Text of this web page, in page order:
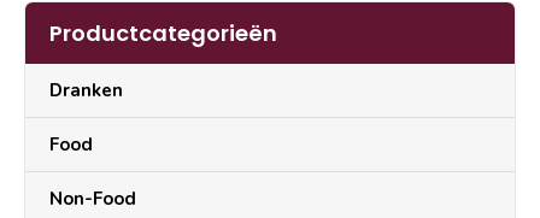
Productcategorieën
Dranken
Food
Non-Food